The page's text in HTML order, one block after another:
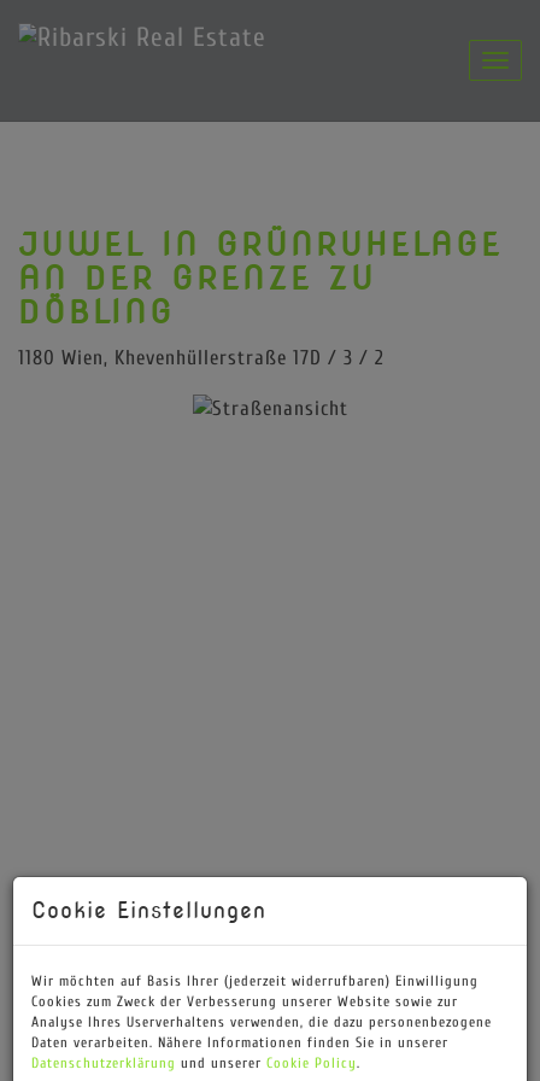
JUWEL IN GRÜNRUHELAGE
AN DER GRENZE ZU
DÖBLING
1180 Wien, Khevenhüllerstraße 17D / 3 / 2
Straßenansicht
Beschreibung
Cookie Einstellungen
Wir möchten auf Basis Ihrer (jederzeit widerrufbaren) Einwilligung
Cookies zum Zweck der Verbesserung unserer Website sowie zur
Analyse Ihres Userverhaltens verwenden, die dazu personenbezogene
Daten verarbeiten. Nähere Informationen finden Sie in unserer
Datenschutzerklärung und unserer Cookie Policy.